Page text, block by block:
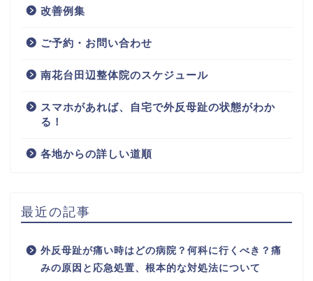
改善例集
ご予約・お問い合わせ
南花台田辺整体院のスケジュール
スマホがあれば、自宅で外反母趾の状態がわか
る！
各地からの詳しい道順
最近の記事
外反母趾が痛い時はどの病院？何科に行くべき？痛
みの原因と応急処置、根本的な対処法について